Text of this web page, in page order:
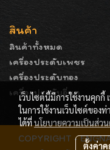
สินค้า
สินค้าทั้งหมด
เครื่องประดับเพชร
เครื่องประดับทอง
เครื่องประดับอื่นๆ
COPYRIGHT -
เว็บไซต์นี้มีการใช้งานคุก
ในการใช้งานเว็บไซต์ของ
ได้ที่นโยบายความเป็นส่ว
ตั้งค่าคุ